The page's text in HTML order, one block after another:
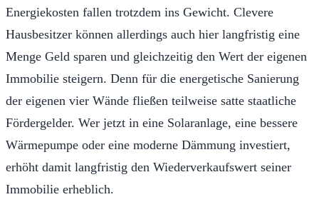
Energiekosten fallen trotzdem ins Gewicht. Clevere
Hausbesitzer können allerdings auch hier langfristig eine
Menge Geld sparen und gleichzeitig den Wert der eigenen
Immobilie steigern. Denn für die energetische Sanierung
der eigenen vier Wände fließen teilweise satte staatliche
Fördergelder. Wer jetzt in eine Solaranlage, eine bessere
Wärmepumpe oder eine moderne Dämmung investiert,
erhöht damit langfristig den Wiederverkaufswert seiner
Immobilie erheblich.